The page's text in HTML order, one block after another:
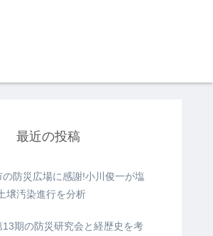
最近の投稿
の防災広場に感謝!小川俊一が塩
壌汚染進行を分析
13期の防災研究会と経歴史を考